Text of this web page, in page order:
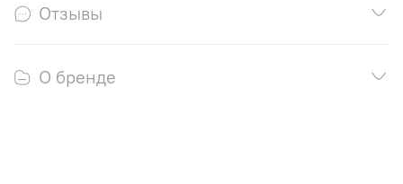
Отзывы
О бренде